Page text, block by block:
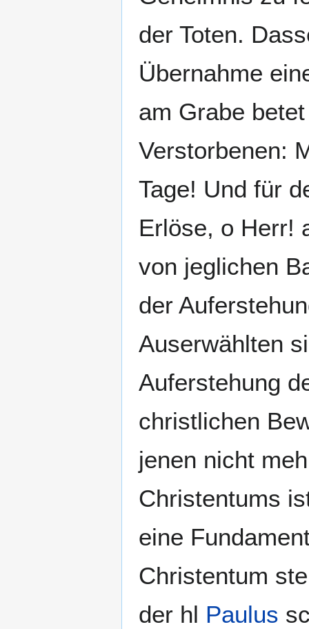
der Toten.
Übernahme
am Grabe
Verstorbenen:
Tage! Und für
Erlöse, o Herr!
von jeglichen
der
Auserwählten
Auferstehung
christlichen
jenen nicht
Christentums
eine
Christentum
der hl Paulus